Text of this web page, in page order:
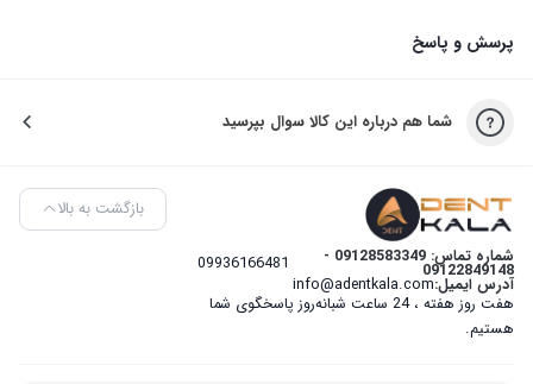
پرسش و پاسخ
شما هم درباره این کالا سوال بپرسید
شماره تماس: 09128583349 -
09122849148
09936166481
آدرس ایمیل:info@adentkala.com
هفت روز هفته ، 24 ساعت شبانه‌روز پاسخگوی شما
هستیم.
بازگشت به بالا